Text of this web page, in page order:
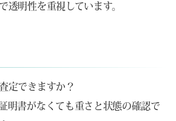
透明性を重視しています。
定できますか？
明書がなくても重さと状態の確認で